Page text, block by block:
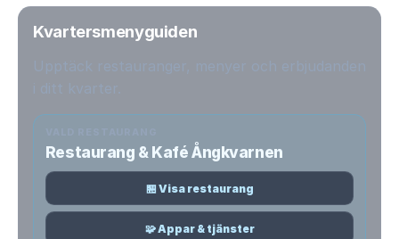
Kvartersmenyguiden
Restaurang & Kafé Ångkvarnen
🏪 Visa restaurang
🧩 Appar & tjänster